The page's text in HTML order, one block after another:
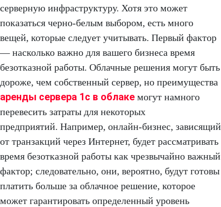
серверную инфраструктуру. Хотя это может
показаться черно-белым выбором, есть много
вещей, которые следует учитывать. Первый фактор
— насколько важно для вашего бизнеса время
безотказной работы. Облачные решения могут быть
дороже, чем собственный сервер, но преимущества
аренды сервера 1с в облаке могут намного
перевесить затраты для некоторых
предприятий. Например, онлайн-бизнес, зависящий
от транзакций через Интернет, будет рассматривать
время безотказной работы как чрезвычайно важный
фактор; следовательно, они, вероятно, будут готовы
платить больше за облачное решение, которое
может гарантировать определенный уровень